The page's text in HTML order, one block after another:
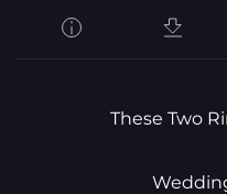
These Two